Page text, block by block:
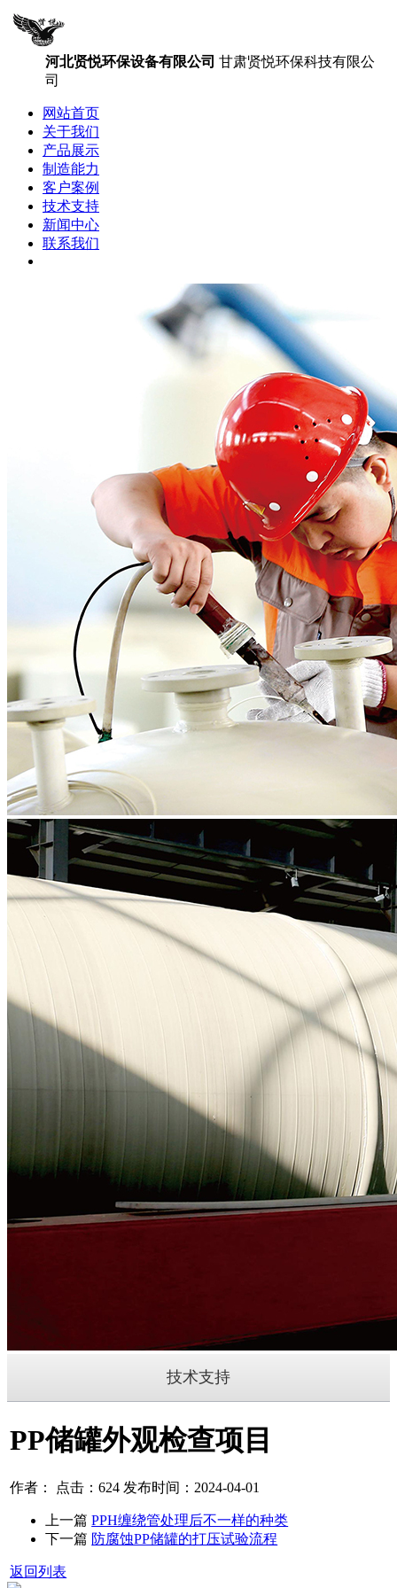
河北贤悦环保设备有限公司 甘肃贤悦环保科技有限公
司
网站首页
关于我们
产品展示
制造能力
客户案例
技术支持
新闻中心
联系我们
技术支持
PP储罐外观检查项目
作者： 点击：624 发布时间：2024-04-01
上一篇 PPH缠绕管处理后不一样的种类
下一篇 防腐蚀PP储罐的打压试验流程
返回列表